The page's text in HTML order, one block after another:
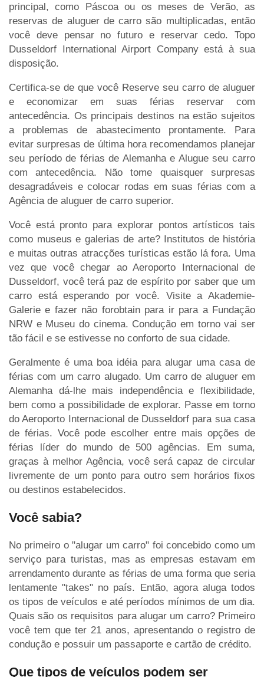
principal, como Páscoa ou os meses de Verão, as
reservas de aluguer de carro são multiplicadas, então
você deve pensar no futuro e reservar cedo. Topo
Dusseldorf International Airport Company está à sua
disposição.
Certifica-se de que você Reserve seu carro de aluguer
e economizar em suas férias reservar com
antecedência. Os principais destinos na estão sujeitos
a problemas de abastecimento prontamente. Para
evitar surpresas de última hora recomendamos planejar
seu período de férias de Alemanha e Alugue seu carro
com antecedência. Não tome quaisquer surpresas
desagradáveis e colocar rodas em suas férias com a
Agência de aluguer de carro superior.
Você está pronto para explorar pontos artísticos tais
como museus e galerias de arte? Institutos de história
e muitas outras atracções turísticas estão lá fora. Uma
vez que você chegar ao Aeroporto Internacional de
Dusseldorf, você terá paz de espírito por saber que um
carro está esperando por você. Visite a Akademie-
Galerie e fazer não forobtain para ir para a Fundação
NRW e Museu do cinema. Condução em torno vai ser
tão fácil e se estivesse no conforto de sua cidade.
Geralmente é uma boa idéia para alugar uma casa de
férias com um carro alugado. Um carro de aluguer em
Alemanha dá-lhe mais independência e flexibilidade,
bem como a possibilidade de explorar. Passe em torno
do Aeroporto Internacional de Dusseldorf para sua casa
de férias. Você pode escolher entre mais opções de
férias líder do mundo de 500 agências. Em suma,
graças à melhor Agência, você será capaz de circular
livremente de um ponto para outro sem horários fixos
ou destinos estabelecidos.
Você sabia?
No primeiro o "alugar um carro" foi concebido como um
serviço para turistas, mas as empresas estavam em
arrendamento durante as férias de uma forma que seria
lentamente "takes" no país. Então, agora aluga todos
os tipos de veículos e até períodos mínimos de um dia.
Quais são os requisitos para alugar um carro? Primeiro
você tem que ter 21 anos, apresentando o registro de
condução e possuir um passaporte e cartão de crédito.
Que tipos de veículos podem ser